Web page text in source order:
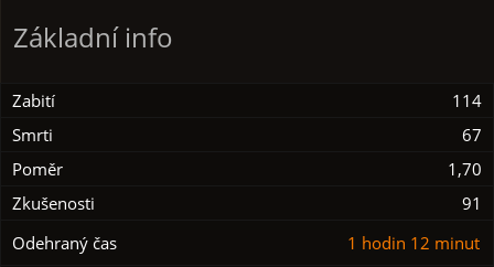
Základní info
Zabití
114
Smrti
67
Poměr
1,70
Zkušenosti
91
Odehraný čas
1 hodin 12 minut